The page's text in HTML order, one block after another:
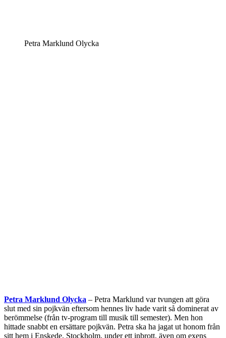
Petra Marklund Olycka
Petra Marklund Olycka – Petra Marklund var tvungen att göra
slut med sin pojkvän eftersom hennes liv hade varit så dominerat av
berömmelse (från tv-program till musik till semester). Men hon
hittade snabbt en ersättare pojkvän. Petra ska ha jagat ut honom från
sitt hem i Enskede, Stockholm, under ett inbrott, även om exens